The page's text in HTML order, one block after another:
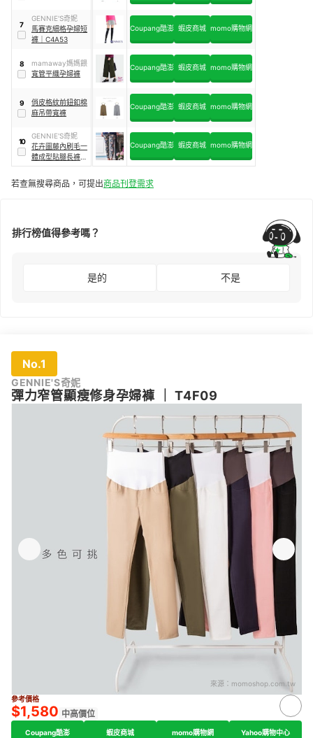
7
GENNIE'S奇妮
馬賽克細格孕婦短
褲
C4A53
Coupang酷澎 蝦皮商城 momo購物網
8
mamaway媽媽餵
寬管平織孕婦褲
Coupang酷澎 蝦皮商城 momo購物網
9
俏皮格紋前鈕釦棉
麻吊帶寬褲
Coupang酷澎 蝦皮商城 momo購物網
10
GENNIE'S奇妮
花卉圖藤內刷毛一
體成型貼腿長褲
T4815
Coupang酷澎 蝦皮商城 momo購物網
若查無搜尋商品，可提出商品刊登需求
排行榜值得參考嗎？
是的 不是
No.1
GENNIE'S奇妮
彈力窄管顯瘦修身孕婦褲 ｜T4F09
來源： momoshop.com.tw
參考價格
$1,580 中高價位
Coupang酷澎 蝦皮商城 momo購物網 Yahoo購物中心